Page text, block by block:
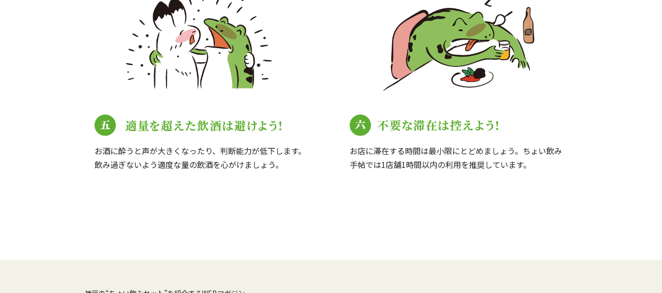
お酒に酔うと声が大きくなったり、判断能力が低下します。
飲み過ぎないよう適度な量の飲酒を心がけましょう。
お店に滞在する時間は最小限にとどめましょう。ちょい飲み
手帖では1店舗1時間以内の利用を推奨しています。